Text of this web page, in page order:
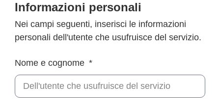
Informazioni personali
Nei campi seguenti, inserisci le informazioni
personali dell'utente che usufruisce del servizio.
Nome e cognome